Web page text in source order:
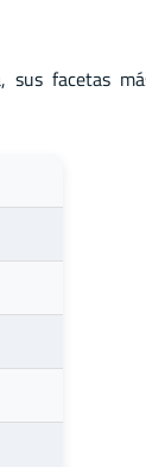
facetas